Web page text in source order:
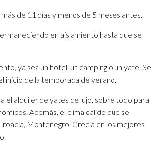
de 11 días y menos de 5 meses antes.
en aislamiento hasta que se
ya sea un hotel, un camping o un yate. Se
inicio de la temporada de verano.
el alquiler de yates de lujo, sobre todo para
Además, el clima cálido que se
Montenegro, Grecia en los mejores